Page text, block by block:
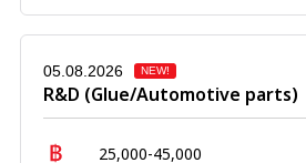
05.08.2026 NEW!
R&D (Glue/Automotive parts)
25,000-45,000